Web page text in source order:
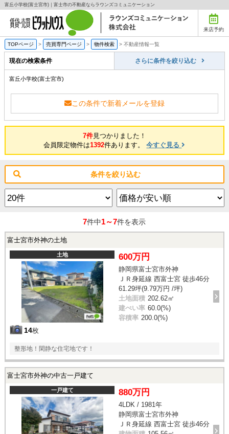
富丘小学校(富士宮市)｜富士市の不動産ならラウンズコミュニケーション
来店予約
TOPページ > 売買専門ページ > 物件検索 > 不動産情報一覧
現在の検索条件 さらに条件を絞り込む
富丘小学校(富士宮市)
この条件で新着メールを登録
7件見つかりました！
会員限定物件は1392件あります。今すぐ見る
条件を絞り込む
7件中1～7件を表示
富士宮市外神の土地
土地
14枚
600万円
静岡県富士宮市外神
ＪＲ身延線 西富士宮 徒歩46分
61.29坪(9.79万円 /坪)
土地面積 202.62㎡
建ぺい率 60.0(%)
容積率 200.0(%)
整形地！閑静な住宅地です！
富士宮市外神の中古一戸建て
一戸建て 880万円
4LDK / 1981年
静岡県富士宮市外神
ＪＲ身延線 西富士宮 徒歩46分